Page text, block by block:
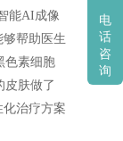
能AI成像
够帮助医生
色素细胞
皮肤做了
化治疗方案
电
话
咨
询